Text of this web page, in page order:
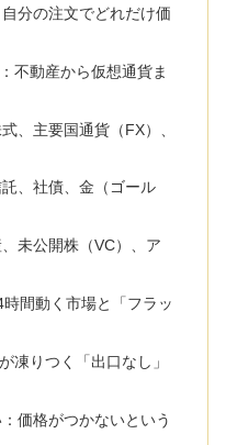
分の注文でどれだけ価
不動産から仮想通貨ま
、主要国通貨（FX）、
、社債、金（ゴール
未公開株（VC）、ア
間動く市場と「フラッ
凍りつく「出口なし」
価格がつかないという